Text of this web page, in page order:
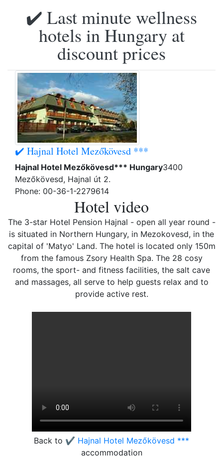
✔️ Last minute wellness
hotels in Hungary at
discount prices
✔️ Hajnal Hotel Mezőkövesd ***
Hajnal Hotel Mezőkövesd*** Hungary3400
Mezőkövesd, Hajnal út 2.
Phone: 00-36-1-2279614
Hotel video
The 3-star Hotel Pension Hajnal - open all year round -
is situated in Northern Hungary, in Mezokovesd, in the
capital of 'Matyo' Land. The hotel is located only 150m
from the famous Zsory Health Spa. The 28 cosy
rooms, the sport- and fitness facilities, the salt cave
and massages, all serve to help guests relax and to
provide active rest.
Back to ✔️ Hajnal Hotel Mezőkövesd ***
accommodation